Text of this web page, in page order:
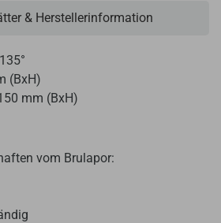
& Herstellerinformation
(BxH)
mm (BxH)
vom Brulapor: